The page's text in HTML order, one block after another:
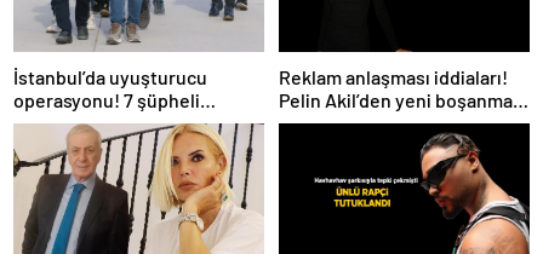
İstanbul’da uyuşturucu
operasyonu! 7 şüpheli
tutuklandı
Reklam anlaşması iddiaları!
Pelin Akil’den yeni boşanma
açıklaması